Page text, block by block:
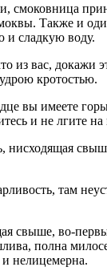
смоковница
Также и
и сладкую воду.
из вас, докажи
кротостью.
вы имеете
и не лгите на
нисходящая
там
свыше, во-
полна
и нелицемерна.